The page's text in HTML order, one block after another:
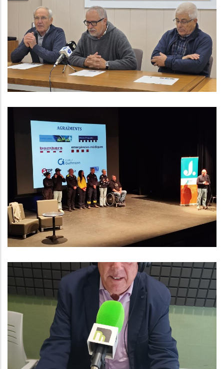
Penedès Presenta Les Activitats
De La Setmana De La Pedra Seca
2025
Medi Turisme
El Consell Comarcal Del Baix
Penedès Impulsa Una Nova Edició
Del Programa “Canvi De Marxa”
Per Sensibilitzar Els Joves Sobre
La Seguretat Viària
Altres ,Joventut
Baix Penedès Al Dia Amb Magí
Pallarès
Medi